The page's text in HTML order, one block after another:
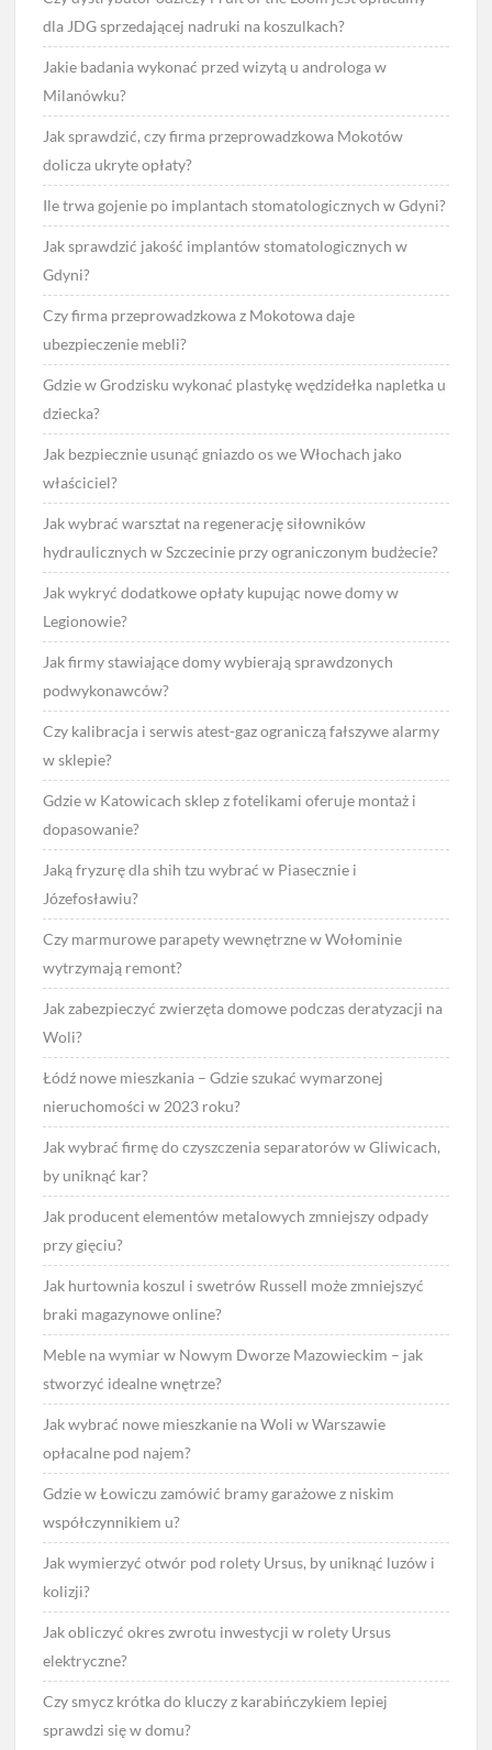
dla JDG sprzedającej nadruki na koszulkach?
Jakie badania wykonać przed wizytą u androloga w
Milanówku?
Jak sprawdzić, czy firma przeprowadzkowa Mokotów
dolicza ukryte opłaty?
Ile trwa gojenie po implantach stomatologicznych w Gdyni?
Jak sprawdzić jakość implantów stomatologicznych w
Gdyni?
Czy firma przeprowadzkowa z Mokotowa daje
ubezpieczenie mebli?
Gdzie w Grodzisku wykonać plastykę wędzidełka napletka u
dziecka?
Jak bezpiecznie usunąć gniazdo os we Włochach jako
właściciel?
Jak wybrać warsztat na regenerację siłowników
hydraulicznych w Szczecinie przy ograniczonym budżecie?
Jak wykryć dodatkowe opłaty kupując nowe domy w
Legionowie?
Jak firmy stawiające domy wybierają sprawdzonych
podwykonawców?
Czy kalibracja i serwis atest-gaz ograniczą fałszywe alarmy
w sklepie?
Gdzie w Katowicach sklep z fotelikami oferuje montaż i
dopasowanie?
Jaką fryzurę dla shih tzu wybrać w Piasecznie i
Józefosławiu?
Czy marmurowe parapety wewnętrzne w Wołominie
wytrzymają remont?
Jak zabezpieczyć zwierzęta domowe podczas deratyzacji na
Woli?
Łódź nowe mieszkania – Gdzie szukać wymarzonej
nieruchomości w 2023 roku?
Jak wybrać firmę do czyszczenia separatorów w Gliwicach,
by uniknąć kar?
Jak producent elementów metalowych zmniejszy odpady
przy gięciu?
Jak hurtownia koszul i swetrów Russell może zmniejszyć
braki magazynowe online?
Meble na wymiar w Nowym Dworze Mazowieckim – jak
stworzyć idealne wnętrze?
Jak wybrać nowe mieszkanie na Woli w Warszawie
opłacalne pod najem?
Gdzie w Łowiczu zamówić bramy garażowe z niskim
współczynnikiem u?
Jak wymierzyć otwór pod rolety Ursus, by uniknąć luzów i
kolizji?
Jak obliczyć okres zwrotu inwestycji w rolety Ursus
elektryczne?
Czy smycz krótka do kluczy z karabińczykiem lepiej
sprawdzi się w domu?